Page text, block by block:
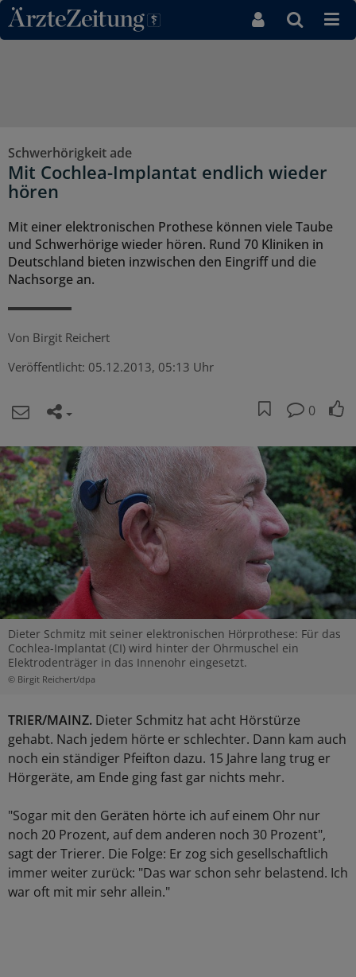
Direkt zum Inhaltsbereich
Schwerhörigkeit ade
Mit Cochlea-Implantat endlich wieder
hören
Mit einer elektronischen Prothese können viele Taube
und Schwerhörige wieder hören. Rund 70 Kliniken in
Deutschland bieten inzwischen den Eingriff und die
Nachsorge an.
Von Birgit Reichert
Veröffentlicht: 05.12.2013, 05:13 Uhr
0
Dieter Schmitz mit seiner elektronischen Hörprothese: Für das
Cochlea-Implantat (CI) wird hinter der Ohrmuschel ein
Elektrodenträger in das Innenohr eingesetzt.
© Birgit Reichert/dpa
TRIER/MAINZ. Dieter Schmitz hat acht Hörstürze
gehabt. Nach jedem hörte er schlechter. Dann kam auch
noch ein ständiger Pfeifton dazu. 15 Jahre lang trug er
Hörgeräte, am Ende ging fast gar nichts mehr.
"Sogar mit den Geräten hörte ich auf einem Ohr nur
noch 20 Prozent, auf dem anderen noch 30 Prozent",
sagt der Trierer. Die Folge: Er zog sich gesellschaftlich
immer weiter zurück: "Das war schon sehr belastend. Ich
war oft mit mir sehr allein."